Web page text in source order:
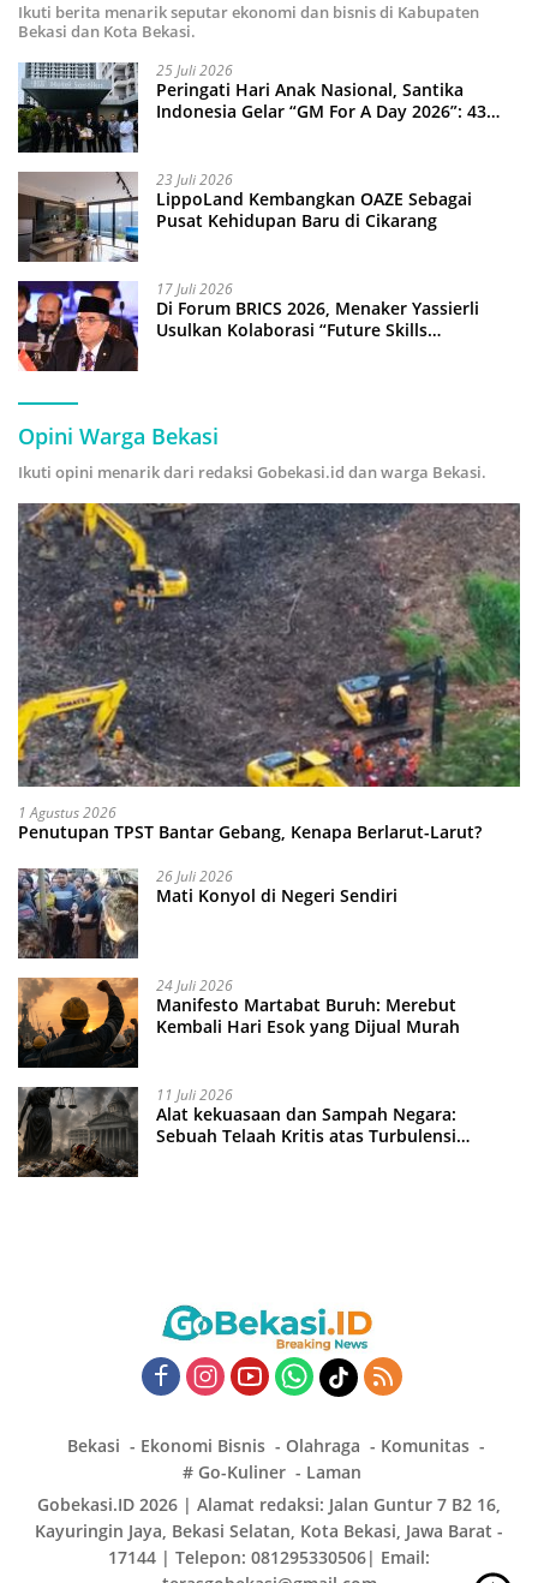
Ikuti berita menarik seputar ekonomi dan bisnis di Kabupaten
Bekasi dan Kota Bekasi.
25 Juli 2026
Peringati Hari Anak Nasional, Santika
Indonesia Gelar “GM For A Day 2026”: 43
23 Juli 2026
LippoLand Kembangkan OAZE Sebagai
Pusat Kehidupan Baru di Cikarang
17 Juli 2026
Di Forum BRICS 2026, Menaker Yassierli
Usulkan Kolaborasi “Future Skills
Opini Warga Bekasi
Ikuti opini menarik dari redaksi Gobekasi.id dan warga Bekasi.
1 Agustus 2026
Penutupan TPST Bantar Gebang, Kenapa Berlarut-Larut?
26 Juli 2026
Mati Konyol di Negeri Sendiri
24 Juli 2026
Manifesto Martabat Buruh: Merebut
Kembali Hari Esok yang Dijual Murah
11 Juli 2026
Alat kekuasaan dan Sampah Negara:
Sebuah Telaah Kritis atas Turbulensi
Bekasi Ekonomi Bisnis Olahraga
Komunitas
# Go-Kuliner
Laman
Gobekasi.ID 2026 | Alamat redaksi: Jalan Guntur 7 B2 16,
Kayuringin Jaya, Bekasi Selatan, Kota Bekasi, Jawa Barat -
17144 | Telepon: 081295330506| Email: